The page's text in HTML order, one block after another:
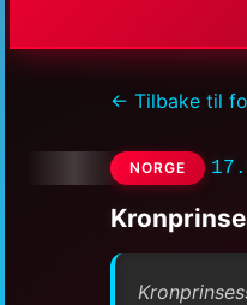
← Tilbake til
NORGE